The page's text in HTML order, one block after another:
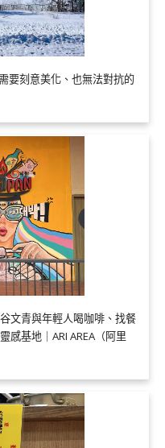
要刻意美化、也無法對抗的
文青與年輕人喝咖啡、找餐
感基地｜ARI AREA（阿里